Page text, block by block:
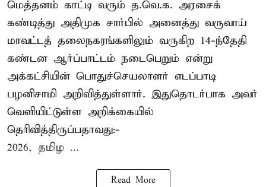
மெத்தனம் காட்டி வரும் த.வெ.க. அரசைக்
கண்டித்து அதிமுக சார்பில் அனைத்து வருவாய்
மாவட்டத் தலைநகரங்களிலும் வருகிற 14-ந்தேதி
கண்டன ஆர்ப்பாட்டம் நடைபெறும் என்று
அக்கட்சியின் பொதுச்செயலாளர் எடப்பாடி
பழனிசாமி அறிவித்துள்ளார். இதுதொடர்பாக அவர்
வெளியிட்டுள்ள அறிக்கையில்
தெரிவித்திருப்பதாவது:-
2026, தமிழ ...
Read More